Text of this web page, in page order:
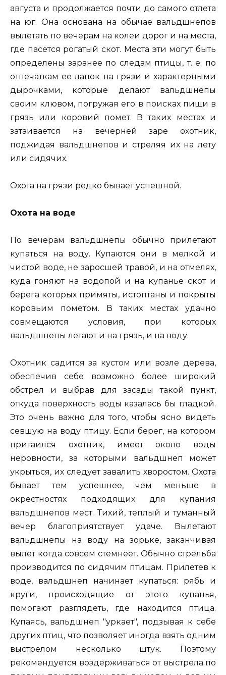
августа и продолжается почти до самого отлета
на юг. Она основана на обычае вальдшнепов
вылетать по вечерам на колеи дорог и на места,
где пасется рогатый скот. Места эти могут быть
определены заранее по следам птицы, т. е. по
отпечаткам ее лапок на грязи и характерными
дырочками, которые делают вальдшнепы
своим клювом, погружая его в поисках пищи в
грязь или коровий помет. В таких местах и
затаивается на вечерней заре охотник,
поджидая вальдшнепов и стреляя их на лету
или сидячих.
Охота на грязи редко бывает успешной.
Охота на воде
По вечерам вальдшнепы обычно прилетают
купаться на воду. Купаются они в мелкой и
чистой воде, не заросшей травой, и на отмелях,
куда гоняют на водопой и на купанье скот и
берега которых примяты, истоптаны и покрыты
коровьим пометом. В таких местах удачно
совмещаются условия, при которых
вальдшнепы летают и на грязь, и на воду.
Охотник садится за кустом или возле дерева,
обеспечив себе возможно более широкий
обстрел и выбрав для засады такой пункт,
откуда поверхность воды казалась бы гладкой.
Это очень важно для того, чтобы ясно видеть
севшую на воду птицу. Если берег, на котором
притаился охотник, имеет около воды
неровности, за которыми вальдшнеп может
укрыться, их следует завалить хворостом. Охота
бывает тем успешнее, чем меньше в
окрестностях подходящих для купания
вальдшнепов мест. Тихий, теплый и туманный
вечер благоприятствует удаче. Вылетают
вальдшнепы на воду на зорьке, заканчивая
вылет когда совсем стемнеет. Обычно стрельба
производится по сидячим птицам. Прилетев к
воде, вальдшнеп начинает купаться: рябь и
круги, происходящие от этого купанья,
помогают разглядеть, где находится птица.
Купаясь, вальдшнеп "уркает", подзывая к себе
других птиц, что позволяет иногда взять одним
выстрелом несколько штук. Поэтому
рекомендуется воздерживаться от выстрела по